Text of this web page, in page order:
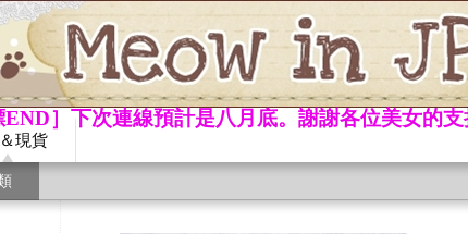
現貨
END］下次連線預計是八月底。謝謝各位美女的